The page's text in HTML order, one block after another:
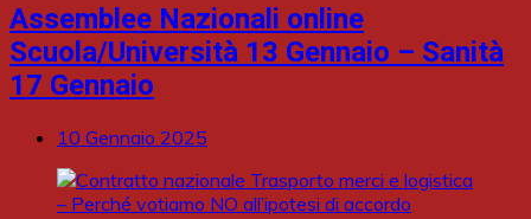
Assemblee Nazionali online
Scuola/Università 13 Gennaio – Sanità
17 Gennaio
10 Gennaio 2025